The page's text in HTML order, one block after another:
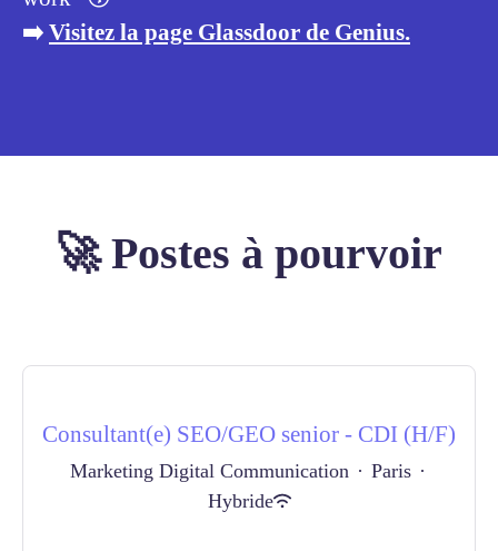
➡️ Visitez la page Glassdoor de Genius.
🚀 Postes à pourvoir
Consultant(e) SEO/GEO senior - CDI (H/F)
Marketing Digital Communication · Paris ·
Hybride